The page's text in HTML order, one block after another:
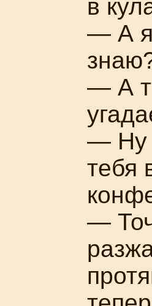
в
— А я
— А
— Ну
тебя
—